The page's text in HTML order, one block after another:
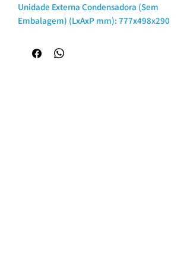
Unidade Externa Condensadora (Sem
Embalagem) (LxAxP mm): 777x498x290